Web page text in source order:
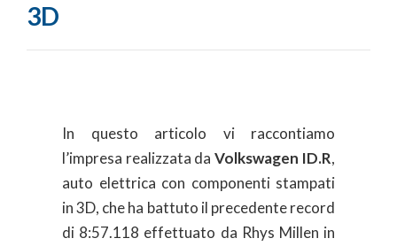
3D
In questo articolo vi raccontiamo
l’impresa realizzata da Volkswagen ID.R,
auto elettrica con componenti stampati
in 3D, che ha battuto il precedente record
di 8:57.118 effettuato da Rhys Millen in